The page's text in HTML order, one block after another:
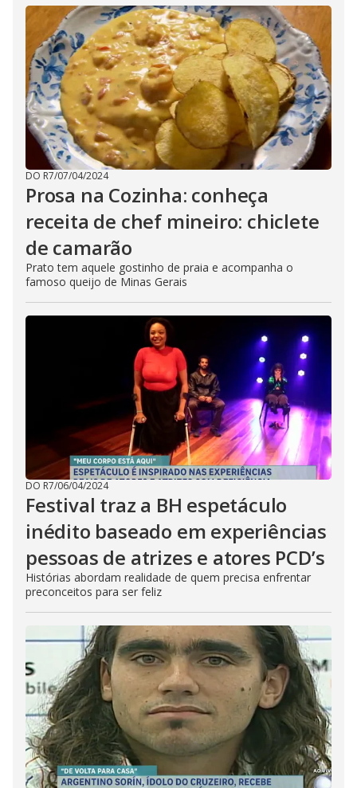
DO R7/07/04/2024
Prosa na Cozinha: conheça
receita de chef mineiro: chiclete
de camarão
Prato tem aquele gostinho de praia e acompanha o
famoso queijo de Minas Gerais
DO R7/06/04/2024
Festival traz a BH espetáculo
inédito baseado em experiências
pessoas de atrizes e atores PCD’s
Histórias abordam realidade de quem precisa enfrentar
preconceitos para ser feliz